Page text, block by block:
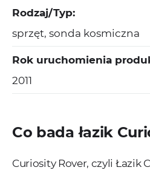
Rodzaj/Typ:
sprzęt, sonda kosmiczna
Rok uruchomienia
2011
Co bada łazik
Curiosity Rover, czyli Łazik